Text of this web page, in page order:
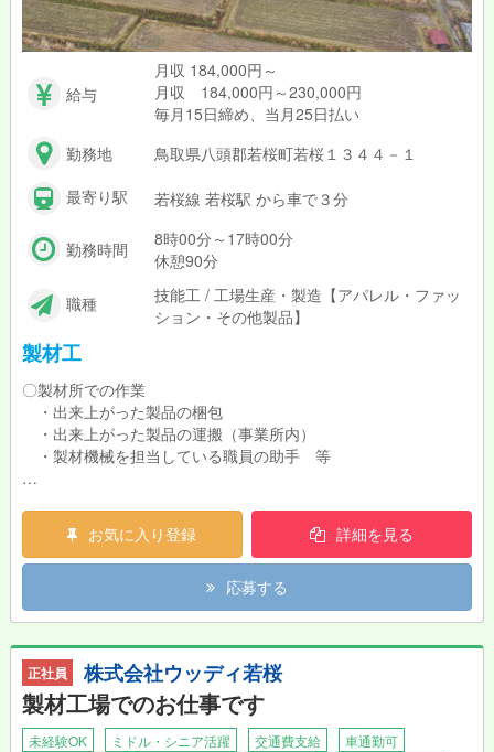
給与
月収 184,000円～
月収 184,000円～230,000円
毎月15日締め、当月25日払い
勤務地
鳥取県八頭郡若桜町若桜１３４４－１
最寄り駅
若桜線 若桜駅 から車で３分
勤務時間
8時00分～17時00分
休憩90分
職種
技能工 / 工場生産・製造【アパレル・ファッ
ション・その他製品】
製材工
〇製材所での作業
・出来上がった製品の梱包
・出来上がった製品の運搬（事業所内）
・製材機械を担当している職員の助手 等
最初は先輩職員と組んで仕事を覚えて頂きます。
お気に入り登録 詳細を見る
応募する
正社員 株式会社ウッディ若桜
製材工場でのお仕事です
未経験OK ミドル・シニア活躍 交通費支給
車通勤可